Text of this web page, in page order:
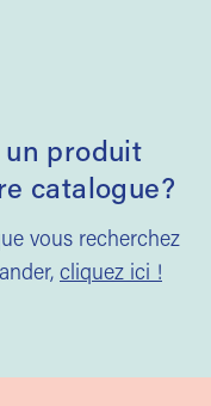
un produit
catalogue?
vous recherchez
cliquez ici !